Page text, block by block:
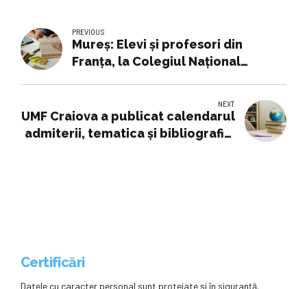
PREVIOUS
Mureș: Elevi și profesori din
Franța, la Colegiul Național
NEXT
UMF Craiova a publicat calendarul
admiterii, tematica şi bibliografia.
Certificări
Datele cu caracter personal sunt protejate și în siguranță.